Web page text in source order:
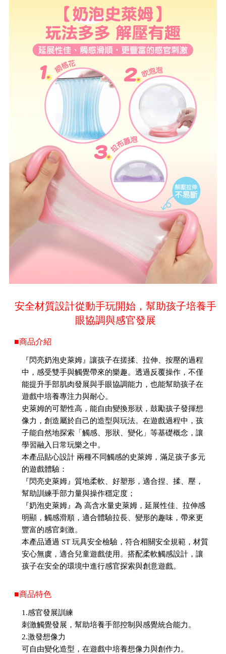
安全材質設計從動手玩開始，幫助孩子培養手
眼協調與感官發展
■商品介紹
『閃亮奶泡史萊姆』讓孩子在搓揉、拉伸、按壓的過程
中，感受雙手與觸覺帶來的樂趣。透過反覆操作，不僅
能提升手部肌肉發展與手眼協調能力，也能幫助孩子在
遊戲中培養專注力與耐心。
史萊姆的可塑性高，能自由變換形狀，鼓勵孩子發揮想
像力，創造屬於自己的造型與玩法。在遊戲過程中，孩
子能自然地探索「觸感、形狀、變化」等基礎概念，讓
學習融入日常玩樂之中。
本產品貼心設計 兩種不同觸感的史萊姆，滿足孩子多元
的遊戲體驗：
『閃亮史萊姆』質地柔軟、好塑形，適合捏、揉、壓，
幫助訓練手部力量與操作穩定度；
『奶泡史萊姆』為 高含水量史萊姆，延展性佳、拉伸感
明顯，觸感滑順，適合體驗拉長、變形的趣味，帶來更
豐富的感官刺激。
本產品通過 ST 玩具安全檢驗，符合相關安全規範，材質
安心無虞，適合兒童遊戲使用。搭配柔軟觸感設計，讓
孩子在安全的環境中進行感官探索與創意遊戲。
■商品特色
1.感官發展訓練
刺激觸覺發展，幫助培養手部控制與感覺統合能力。
2.激發想像力
可自由變化造型，在遊戲中培養想像力與創作力。